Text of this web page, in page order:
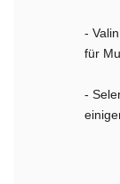
-
für
-